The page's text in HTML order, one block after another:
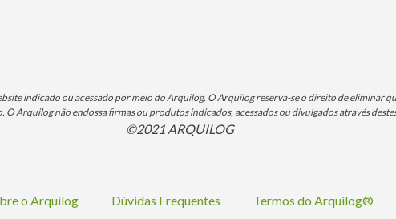
indicado ou acessado por meio do Arquilog. O Arquilog reserva-se o direito de eliminar
O Arquilog não endossa firmas ou produtos indicados, acessados ou divulgados através
©2021 ARQUILOG
o Arquilog Dúvidas Frequentes Termos do Arquilog®